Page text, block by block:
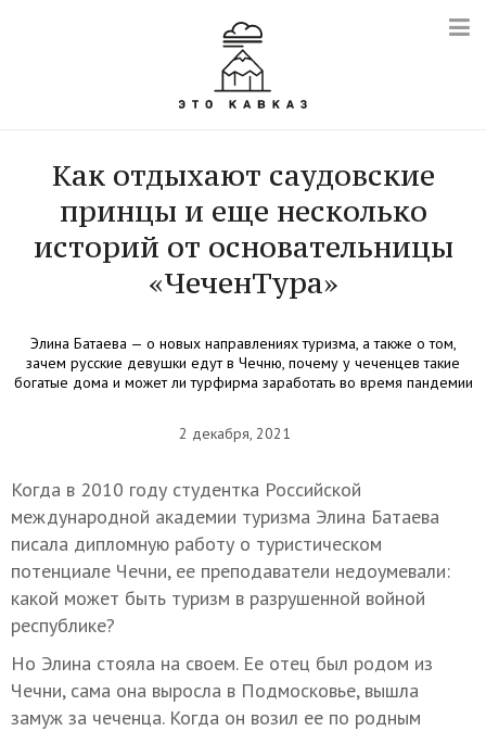
Как отдыхают саудовские
принцы и еще несколько
историй от основательницы
«ЧеченТура»
Элина Батаева — о новых направлениях туризма, а также о том,
зачем русские девушки едут в Чечню, почему у чеченцев такие
богатые дома и может ли турфирма заработать во время пандемии
2 декабря, 2021
Когда в 2010 году студентка Российской
международной академии туризма Элина Батаева
писала дипломную работу о туристическом
потенциале Чечни, ее преподаватели недоумевали:
какой может быть туризм в разрушенной войной
республике?
Но Элина стояла на своем. Ее отец был родом из
Чечни, сама она выросла в Подмосковье, вышла
замуж за чеченца. Когда он возил ее по родным